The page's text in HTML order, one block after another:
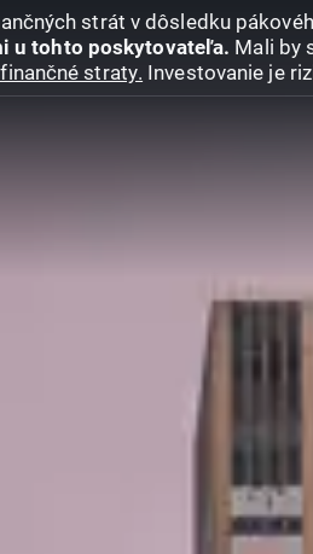
strát v dôsledku
u tohto poskytovateľa. Mali by
straty. Investovanie je